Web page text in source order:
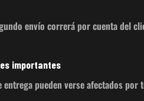
envío correrá por cuenta del
importantes
entrega pueden verse afectados